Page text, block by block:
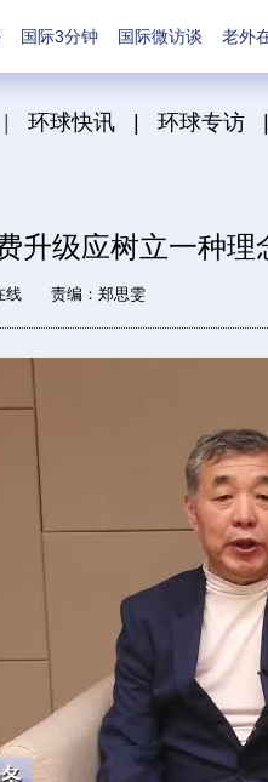
国际3分钟 国际微访谈 老外
环球快讯 环球专访
升级应树立一种
线 责编：郑思雯